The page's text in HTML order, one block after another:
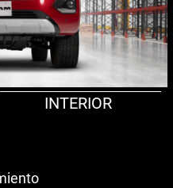
INTERIOR